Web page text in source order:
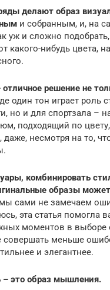
делают образ
и собранным, и, на
уж и сложно
какого-нибудь цвета,
решение не
один тон играет роль
но и для спортзала –
подходящий по
несмотря на то,
комбинировать
образы
сами не замечаем
эта статья помогла
моментов в выборе
совершать меньше
и элегантнее.
– это образ мышления.